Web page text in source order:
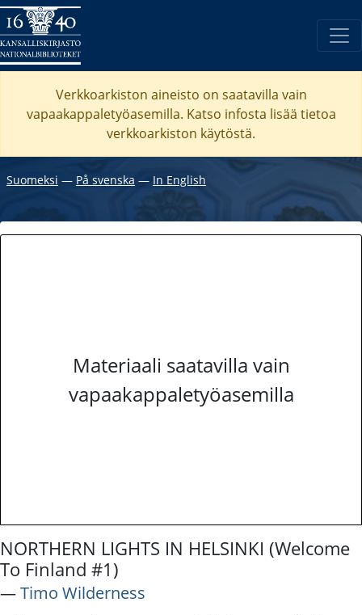
Verkkoarkiston aineisto on saatavilla vain
vapaakappaletyöasemilla. Katso infosta lisää tietoa
verkkoarkiston käytöstä.
Suomeksi ― På svenska ― In English
Materiaali saatavilla vain
vapaakappaletyöasemilla
NORTHERN LIGHTS IN HELSINKI (Welcome
To Finland #1)
―Timo Wilderness